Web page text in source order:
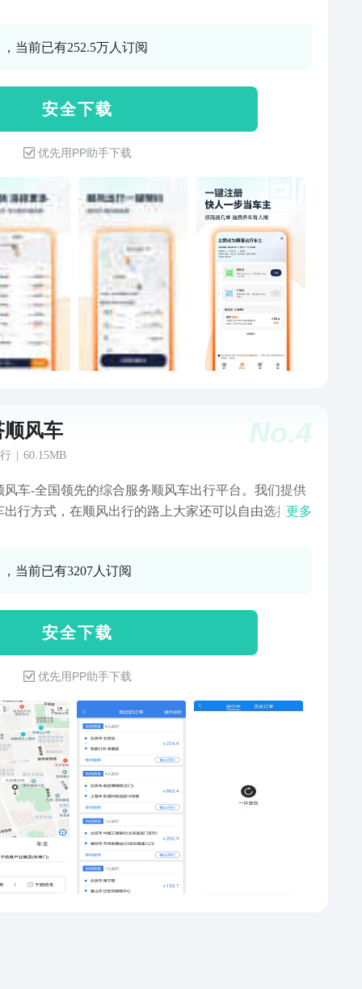
低价，便宜到想不到！ 不止便宜，是真・超低价！
拼车） 自 2014 年以来，始终坚持： 让出行更便宜、
、更温暖！ 超低价、超便宜、真顺风、真快捷！ 打造
坐得起的高品质出行， 让每次出行，都便宜又安心！
当前已有252.5万人订阅
安 全 下 载
优先用PP助手下载
No.4
顺风车
60.15MB
风车-全国领先的综合服务顺风车出行平台。我们提供
出行方式，在顺风出行的路上大家还可以自由选择拼
择快嗒顺风车。在快嗒顺风车，每天超过百万司机在
效的为大家提供顺风车出行服务，解决你日常旅游、
返乡出行需求，无需排队抢票、价格便宜，多一种打
多一种选择，快嗒顺风车让您出行舒适安全又便利。
风车跟嘀嗒出行，顺风车，，曹操出行、顺风车司机
答司机端，一喂顺风车，拼车，易达顺风车，拼客顺
风车拼车出行、滴滴顺风车、滴滴出行，滴滴打车等
快嗒顺风车有着自己的优势以及强大的车主服务系
快嗒顺风车，平台都是阶梯计价，越远越优惠；互助
顺路拼车、跨城拼车、长途拼车、或者顺路出行如同
车、长途顺风车、旅游顺风车、跨城顺风车、等轻松
布，快捷方便又靠谱。在这里，沟通更顺畅，交互更
提醒更到位，让您出行无忧。还在犹豫什么，出行、
拼车、搭车、顺风车出行，顺路拼车就上快嗒顺风
更多
当前已有3207人订阅
安 全 下 载
优先用PP助手下载